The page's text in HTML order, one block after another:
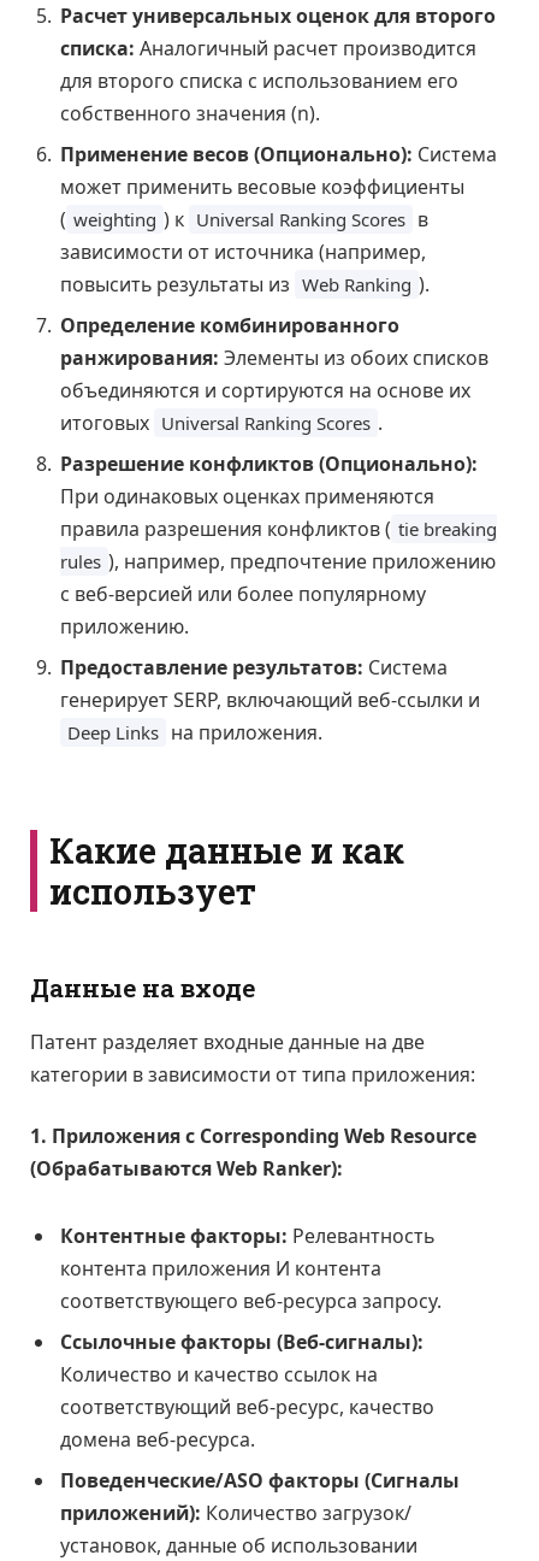
Расчет универсальных оценок для второго
списка: Аналогичный расчет производится
для второго списка с использованием его
собственного значения (n).
Применение весов (Опционально): Система
может применить весовые коэффициенты
( weighting ) к Universal Ranking Scores в
зависимости от источника (например,
повысить результаты из Web Ranking ).
Определение комбинированного
ранжирования: Элементы из обоих списков
объединяются и сортируются на основе их
итоговых Universal Ranking Scores .
Разрешение конфликтов (Опционально):
При одинаковых оценках применяются
правила разрешения конфликтов ( tie breaking
rules ), например, предпочтение приложению
с веб-версией или более популярному
приложению.
Предоставление результатов: Система
генерирует SERP, включающий веб-ссылки и
Deep Links на приложения.
Какие данные и как
использует
Данные на входе
Патент разделяет входные данные на две
категории в зависимости от типа приложения:
1. Приложения с Corresponding Web Resource
(Обрабатываются Web Ranker):
Контентные факторы: Релевантность
контента приложения И контента
соответствующего веб-ресурса запросу.
Ссылочные факторы (Веб-сигналы):
Количество и качество ссылок на
соответствующий веб-ресурс, качество
домена веб-ресурса.
Поведенческие/ASO факторы (Сигналы
приложений): Количество загрузок/
установок, данные об использовании